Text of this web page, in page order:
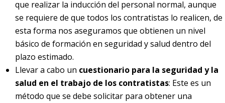
que realizar la inducción del personal normal, aunque
se requiere de que todos los contratistas lo realicen, de
esta forma nos aseguramos que obtienen un nivel
básico de formación en seguridad y salud dentro del
plazo estimado.
Llevar a cabo un cuestionario para la seguridad y la
salud en el trabajo de los contratistas: Este es un
método que se debe solicitar para obtener una